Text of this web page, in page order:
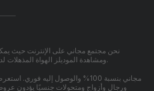
ومشاهدة الموديلز الهواة المذهلات لدينا وهن يؤدين مباشرةً عروض تفاعلية.